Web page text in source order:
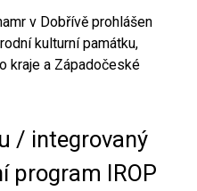
v Dobřívě prohlášen
kulturní památku,
kraje a Západočeské
/ integrovaný
program IROP